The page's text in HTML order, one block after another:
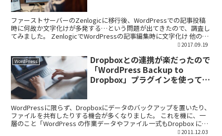
ファーストサーバーのZenlogicに移行後、WordPressでの記事投稿
時に何故か文字化けが多発する…という問題が出てきたので、調査し
てみました。 ZenlogicでWordPressの記事編集時に文字化け 他のサ
2017.09.19
WordPress
Dropboxとの連携が楽だったので
「WordPress Backup to
Dropbox」プラグインを使ってみ
WordPressに限らず、Dropboxにデータのバックアップを置いたり、
ファイルを共有したりする機会が多くなりました。 これを機に、一
層のこと「WordPress の作業データやファイル一式もDropbox に置
2011.12.03